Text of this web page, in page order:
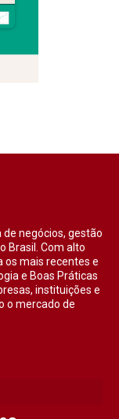
negócios, gestão
Brasil. Com alto
os mais recentes e
e Boas Práticas
instituições e
o mercado de